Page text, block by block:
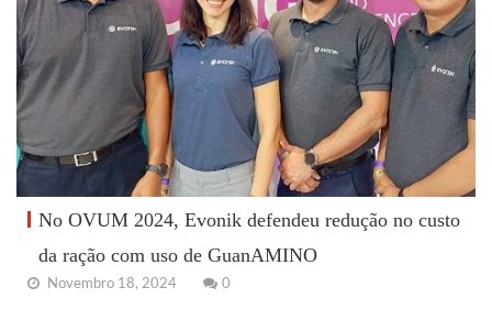
No OVUM 2024, Evonik defendeu redução no custo
da ração com uso de GuanAMINO
Novembro 18, 2024 0